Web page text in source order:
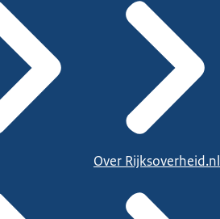
Over Rijksoverheid.nl